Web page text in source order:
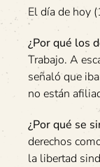
El día de hoy
¿Por qué los
Trabajo. A
señaló que
no están
¿Por qué se
derechos
la libertad